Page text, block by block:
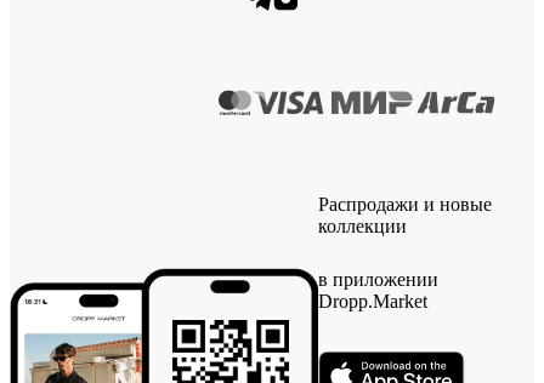
Распродажи и новые
коллекции
в приложении
Dropp.Market